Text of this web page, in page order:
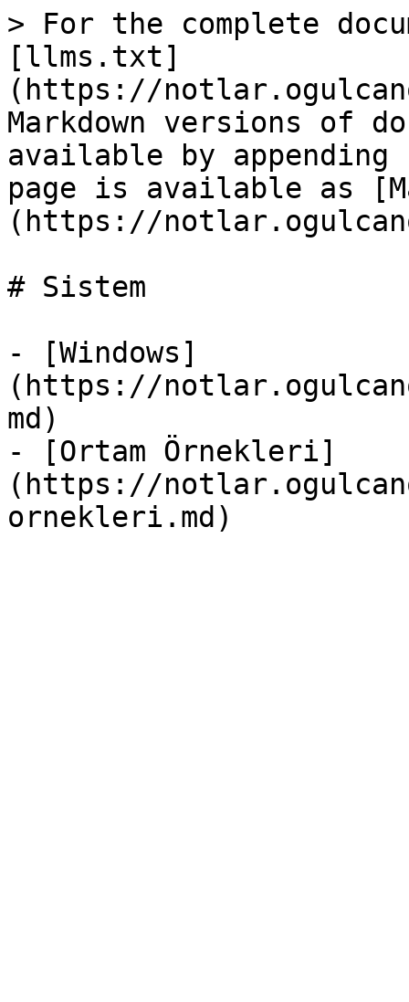
> For the complete
[llms.txt]
(https://
Markdown versions of
available by
page is available as
(https://
# Sistem
- [Windows]
(https://
md)
- [Ortam Örnekleri]
(https://